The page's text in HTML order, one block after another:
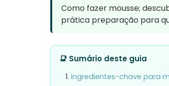
Como fazer mousse;
prática preparação para
📑 Sumário deste guia
ingredientes-chave para